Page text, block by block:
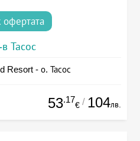
офертата
Тасос
Resort - о. Тасос
53.17
€ / 104лв.